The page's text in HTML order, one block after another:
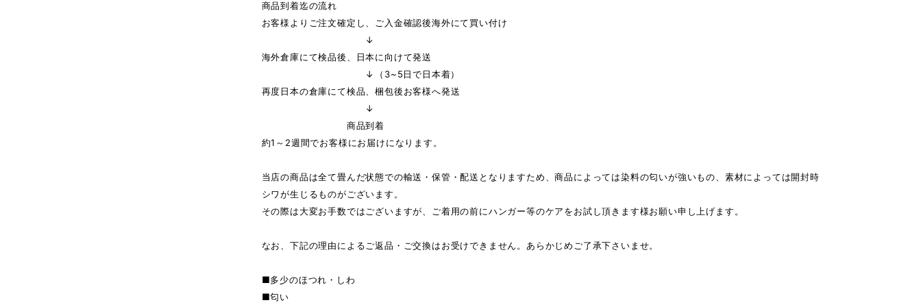
商品到着迄の流れ
お客様よりご注文確定し、ご入金確認後海外にて買い付け
↓
海外倉庫にて検品後、日本に向けて発送
↓（3~5日で日本着）
再度日本の倉庫にて検品、梱包後お客様へ発送
↓
商品到着
約1～2週間でお客様にお届けになります。
当店の商品は全て畳んだ状態での輸送・保管・配送となりますため、商品によっては染料の匂いが強いもの、素材によっては開封時
シワが生じるものがございます。
その際は大変お手数ではございますが、ご着用の前にハンガー等のケアをお試し頂きます様お願い申し上げます。
なお、下記の理由によるご返品・ご交換はお受けできません。あらかじめご了承下さいませ。
■多少のほつれ・しわ
■匂い